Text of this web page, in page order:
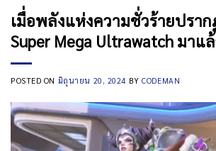
เมื่อพลังแห่งความชั่วร้ายปรา
Super Mega Ultrawatch มาแ
POSTED ON มิถุนายน 20, 2024 BYCODEMAN